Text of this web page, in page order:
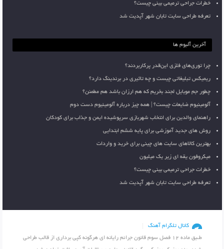
خطرات جراحی ترمیمی بینی چیست؟
تعرفه طراحی سایت تابان شهر آپدیت شد
آخرین آلبوم ها
چرا توری‌های فلزی این‌قدر پرکاربردند؟
ریمیکس تبلیغاتی چیست و چه تاثیری در برندینگ دارد؟
چطور جم موبایل لجند بخریم که هم ارزان باشد هم مطمئن؟
آلومینیوم ضایعات چیست؟ | همه چیز درباره آلومینیوم دست دوم
راهنمای والدین برای انتخاب شهربازی سرپوشیده ایمن و جذاب برای کودکان
روش های جدید آموزشی برای پایه ششم ابتدایی
بهترین کالاهای سایت های چینی برای خرید و واردات
میکروفون یقه ای زیر یک میلیون
خطرات جراحی ترمیمی بینی چیست؟
تعرفه طراحی سایت تابان شهر آپدیت شد
کانال تلگرام آهنگ
طـبق ماده 12 فصل سوم قانون جرائم رایانه ای هرگونه کپی برداری از قالب طراحی